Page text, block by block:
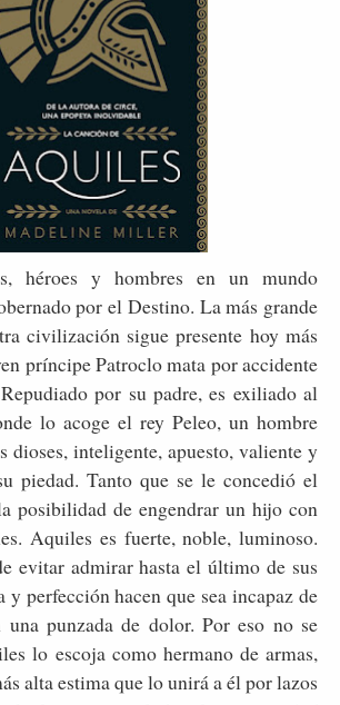
héroes y hombres en un mundo
por el Destino. La más grande
civilización sigue presente hoy más
príncipe Patroclo mata por accidente
por su padre, es exiliado al
lo acoge el rey Peleo, un hombre
dioses, inteligente, apuesto, valiente y
piedad. Tanto que se le concedió el
posibilidad de engendrar un hijo con
Aquiles es fuerte, noble, luminoso.
evitar admirar hasta el último de sus
y perfección hacen que sea incapaz de
punzada de dolor. Por eso no se
lo escoja como hermano de armas,
alta estima que lo unirá a él por lazos